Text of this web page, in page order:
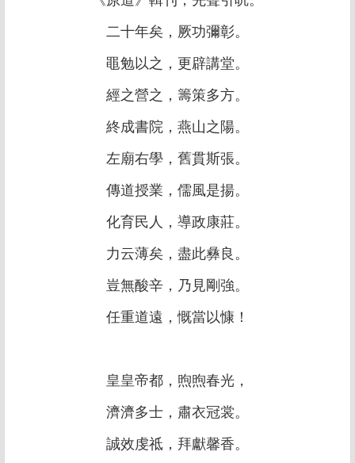
二十年矣，厥功彌彰。
黽勉以之，更辟講堂。
經之營之，籌策多方。
終成書院，燕山之陽。
左廟右學，舊貫斯張。
傳道授業，儒風是揚。
化育民人，導政康莊。
力云薄矣，盡此彝良。
豈無酸辛，乃見剛強。
任重道遠，慨當以慷！
皇皇帝都，煦煦春光，
濟濟多士，肅衣冠裳。
誠效虔祗，拜獻馨香。